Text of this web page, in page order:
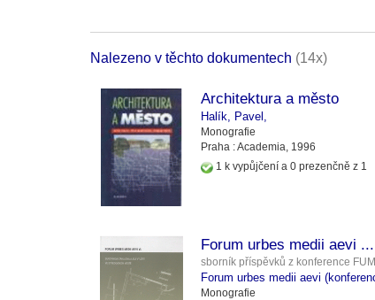
Nalezeno v těchto dokumentech (14x)
Architektura a město
Halík, Pavel,
Monografie
Praha :Academia, 1996
1 k vypůjčení a 0 prezenčně z 1
Forum urbes medii aevi ...
sborník příspěvků z konference
Forum urbes medii aevi
Monografie